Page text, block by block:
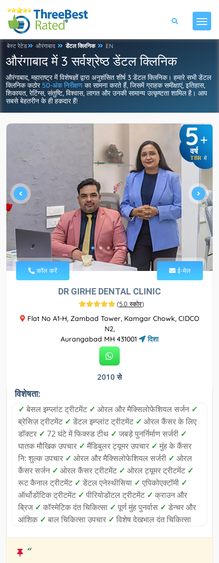
बेस्ट रेटेड औरंगाबाद डेंटल क्लिनिक EN
औरंगाबाद में 3 सर्वश्रेष्ठ डेंटल क्लिनिक
औरंगाबाद, महाराष्ट्र में विशेषज्ञों द्वारा अनुशंसित शीर्ष 3 डेंटल क्लिनिक। हमारे सभी डेंटल
क्लिनिक कठोर 50-अंक निरीक्षण का सामना करते हैं, जिसमें ग्राहक समीक्षाएं, इतिहास,
शिकायत, रेटिंग्स, संतुष्टि, विश्वास, लागत और उनकी सामान्य उत्कृष्टता शामिल है। आप
सबसे बेहतरीन के ही हकदार हैं!
5+
वर्ष
TBR में
कॉल करें ई-मेल
DR GIRHE DENTAL CLINIC
(5.0 स्कोर)
Flat No A1-H, Zambad Tower, Kamgar Chowk, CIDCO
N2,
Aurangabad MH 431001
दिशा
2010 से
विशेषता:
✓ बेसल इम्प्लांट ट्रीटमेंट ✓ ओरल और मैक्सिलोफेशियल सर्जन ✓
ब्रेसिज़ ट्रीटमेंट ✓ डेंटल इम्प्लांट ट्रीटमेंट ✓ ओरल कैंसर के लिए
डॉक्टर ✓ 72 घंटे में फिक्स्ड टीथ ✓ जबड़े पुनर्निर्माण सर्जरी ✓
घातक मौखिक उपचार ✓ मैंडिबुलर ट्यूमर उपचार ✓ मुंह के कैंसर
नि: शुल्क उपचार ✓ ओरल और मैक्सिलोफेशियल सर्जरी ✓ ओरल
कैंसर सर्जन ✓ ओरल कैंसर ट्रीटमेंट ✓ ओरल ट्यूमर ट्रीटमेंट ✓
रूट कैनाल ट्रीटमेंट ✓ डेंटल एनेस्थीसिया ✓ एपिकोएक्टॉमी ✓
ऑर्थोडोंटिक ट्रीटमेंट ✓ पीरियोडोंटल ट्रीटमेंट ✓ क्राउन और
ब्रिज ✓ कॉस्मेटिक दंत चिकित्सा ✓ पूर्ण मुंह पुनर्वास ✓ डेन्चर और
आंशिक ✓ बाल चिकित्सा उपचार ✓ विशेष देखभाल दंत चिकित्सा
“